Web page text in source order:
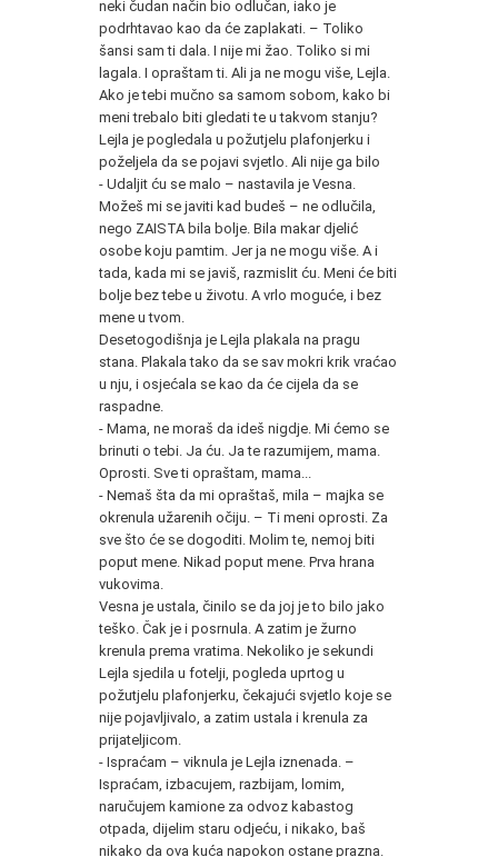
neki čudan način bio odlučan, iako je
podrhtavao kao da će zaplakati. – Toliko
šansi sam ti dala. I nije mi žao. Toliko si mi
lagala. I opraštam ti. Ali ja ne mogu više, Lejla.
Ako je tebi mučno sa samom sobom, kako bi
meni trebalo biti gledati te u takvom stanju?
Lejla je pogledala u požutjelu plafonjerku i
poželjela da se pojavi svjetlo. Ali nije ga bilo
- Udaljit ću se malo – nastavila je Vesna.
Možeš mi se javiti kad budeš – ne odlučila,
nego ZAISTA bila bolje. Bila makar djelić
osobe koju pamtim. Jer ja ne mogu više. A i
tada, kada mi se javiš, razmislit ću. Meni će biti
bolje bez tebe u životu. A vrlo moguće, i bez
mene u tvom.
Desetogodišnja je Lejla plakala na pragu
stana. Plakala tako da se sav mokri krik vraćao
u nju, i osjećala se kao da će cijela da se
raspadne.
- Mama, ne moraš da ideš nigdje. Mi ćemo se
brinuti o tebi. Ja ću. Ja te razumijem, mama.
Oprosti. Sve ti opraštam, mama...
- Nemaš šta da mi opraštaš, mila – majka se
okrenula užarenih očiju. – Ti meni oprosti. Za
sve što će se dogoditi. Molim te, nemoj biti
poput mene. Nikad poput mene. Prva hrana
vukovima.
Vesna je ustala, činilo se da joj je to bilo jako
teško. Čak je i posrnula. A zatim je žurno
krenula prema vratima. Nekoliko je sekundi
Lejla sjedila u fotelji, pogleda uprtog u
požutjelu plafonjerku, čekajući svjetlo koje se
nije pojavljivalo, a zatim ustala i krenula za
prijateljicom.
- Ispraćam – viknula je Lejla iznenada. –
Ispraćam, izbacujem, razbijam, lomim,
naručujem kamione za odvoz kabastog
otpada, dijelim staru odjeću, i nikako, baš
nikako da ova kuća napokon ostane prazna.